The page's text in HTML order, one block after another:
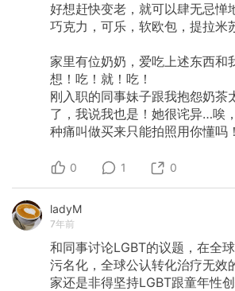
好想赶快变老，就可以肆无忌惮
巧克力，可乐，软欧包，提拉米
家里有位奶奶，爱吃上述东西和
想！吃！就！吃！
刚入职的同事妹子跟我抱怨奶茶
了，我说我也是！她很诧异…唉
种痛叫做买来只能拍照用你懂吗！
0 1 0
ladyM
7年前
和同事讨论LGBT的议题，在全
污名化，全球公认转化治疗无效
家还是非得坚持LGBT跟童年性